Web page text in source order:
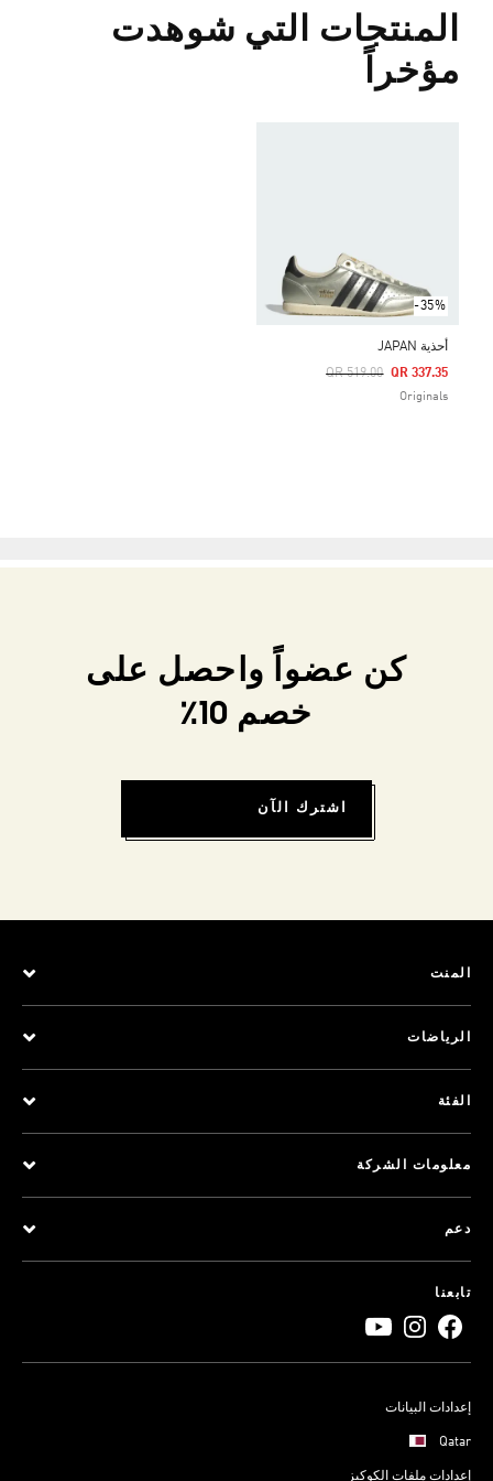
المنتجات التي شوهدت
مؤخراً
-35%
أحذية JAPAN
Price Reduced From
QR 519.00
To QR 337.35
Originals
كن عضواً واحصل على
خصم 10٪
اشترك الآن
المنت
الرياضات
الفئة
معلومات الشركة
دعم
تابعنا
إعدادات البيانات
Qatar
إعدادات ملفات الكوكيز